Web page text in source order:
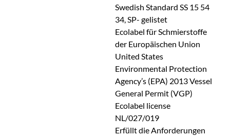
Swedish Standard SS 15 54
34, SP- gelistet
Ecolabel für Schmierstoffe
der Europäischen Union
United States
Environmental Protection
Agency’s (EPA) 2013 Vessel
General Permit (VGP)
Ecolabel license
NL/027/019
Erfüllt die Anforderungen